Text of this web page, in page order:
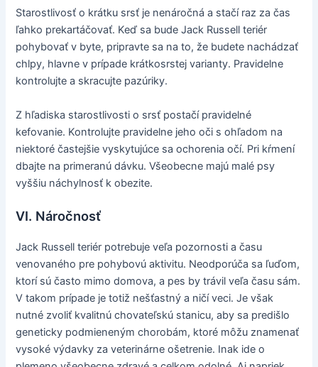
Starostlivosť o krátku srsť je nenáročná a stačí raz za čas
ľahko prekartáčovať. Keď sa bude Jack Russell teriér
pohybovať v byte, pripravte sa na to, že budete nachádzať
chlpy, hlavne v prípade krátkosrstej varianty. Pravidelne
kontrolujte a skracujte pazúriky.
Z hľadiska starostlivosti o srsť postačí pravidelné
kefovanie. Kontrolujte pravidelne jeho oči s ohľadom na
niektoré častejšie vyskytujúce sa ochorenia očí. Pri kŕmení
dbajte na primeranú dávku. Všeobecne majú malé psy
vyššiu náchylnosť k obezite.
VI. Náročnosť
Jack Russell teriér potrebuje veľa pozornosti a času
venovaného pre pohybovú aktivitu. Neodporúča sa ľuďom,
ktorí sú často mimo domova, a pes by trávil veľa času sám.
V takom prípade je totiž nešťastný a ničí veci. Je však
nutné zvoliť kvalitnú chovateľskú stanicu, aby sa predišlo
geneticky podmieneným chorobám, ktoré môžu znamenať
vysoké výdavky za veterinárne ošetrenie. Inak ide o